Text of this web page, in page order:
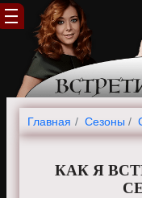
Главная Cезоны
КАК Я